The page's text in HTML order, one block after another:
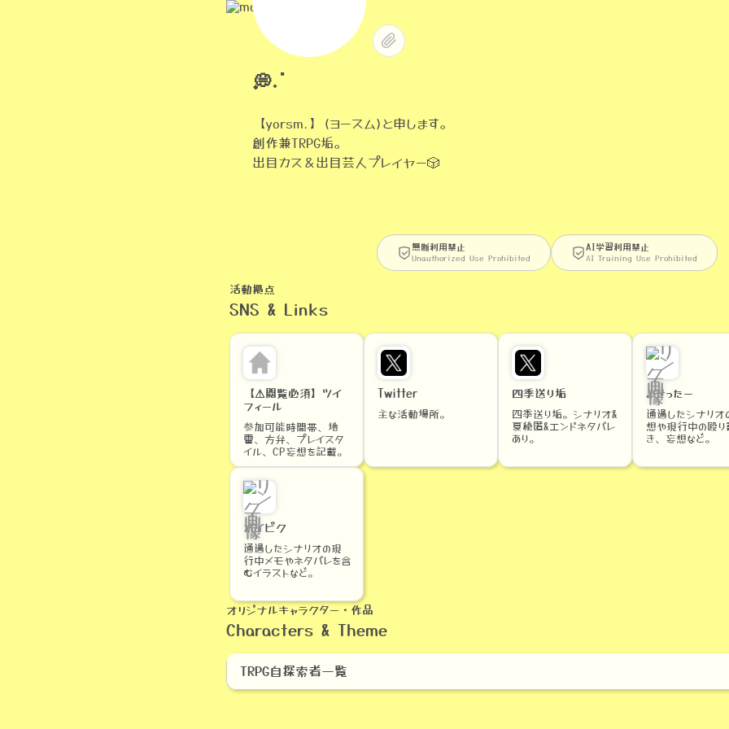
💭˖ॱ
【yorsm.】(ヨースム)と申します。
創作兼TRPG垢。
出目カス＆出目芸人プレイヤー🎲
無断利用禁止
Unauthorized Use Prohibited
AI学習利用禁止
AI Training Use Prohibited
活動拠点
SNS & Links
【⚠閲覧必須】ツイ
フィール
参加可能時間帯、地
雷、方弁、プレイスタ
イル、CP妄想を記載。
Twitter
主な活動場所。
四季送り垢
四季送り垢。シナリオ&
夏秘匿&エンドネタバレ
あり。
ふせったー
通過したシナリオ
想や現行中の殴り
き、妄想など。
ポイピク
通過したシナリオの現
行中メモやネタバレを含
むイラストなど。
オリジナルキャラクター・作品
Characters & Theme
TRPG自探索者一覧